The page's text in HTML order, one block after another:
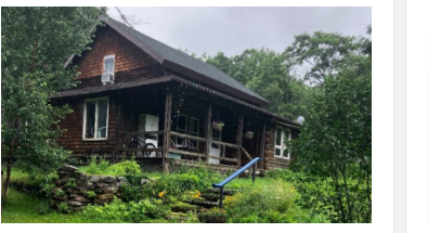
pierre.Doucement, faites une descente de
rivière en radeau pneumatique sur l'Ausable
River, entre les formations géologiques
sculptées au cours des millénaires par les
courants de la rivière. Pour ceux qui aiment
l'aventure, on peut y faire du rappel, utiliser
des ponts à hauban et plus encore.?